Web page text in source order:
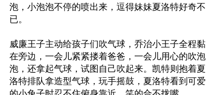
泡，小泡泡不停的喷出来，逗得妹妹夏洛特好奇不
已。
威廉王子主动给孩子们吹气球，乔治小王子全程黏
在旁边，一会儿紧紧搂着爸爸，一会儿用心的吹泡
泡，还拿起气球，试图自己吹起来。凯特则抱着夏
洛特排队拿造型气球，玩手摇鼓，夏洛特看到可爱